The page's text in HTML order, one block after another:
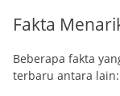
Fakta
Beberapa fakta
terbaru antara lain: